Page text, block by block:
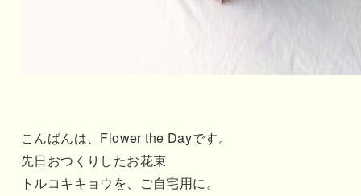
こんばんは、Flower the Dayです。
先日おつくりしたお花束
トルコキキョウを、ご自宅用に。